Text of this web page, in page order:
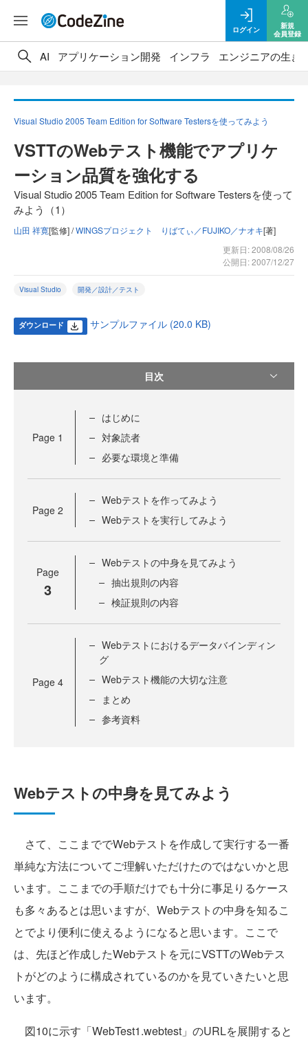
ログイン
新規
会員登録
AI アプリケーション開発 インフラ エンジニアの生き
Visual Studio 2005 Team Edition for Software Testersを使ってみよう
VSTTのWebテスト機能でアプリケ
ーション品質を強化する
Visual Studio 2005 Team Edition for Software Testersを使って
みよう（1）
山田 祥寛[監修] /WINGSプロジェクト りばてぃ／FUJIKO／ナオキ[著]
更新日: 2008/08/26
公開日: 2007/12/27
Visual Studio 開発／設計／テスト
ダウンロード サンプルファイル (20.0 KB)
目次
Page 1
はじめに
対象読者
必要な環境と準備
Page 2
Webテストを作ってみよう
Webテストを実行してみよう
Page
3
Webテストの中身を見てみよう
抽出規則の内容
検証規則の内容
Page 4
Webテストにおけるデータバインディン
グ
Webテスト機能の大切な注意
まとめ
参考資料
Webテストの中身を見てみよう
さて、ここまででWebテストを作成して実行する一番
単純な方法についてご理解いただけたのではないかと思
います。ここまでの手順だけでも十分に事足りるケース
も多々あるとは思いますが、Webテストの中身を知るこ
とでより便利に使えるようになると思います。ここで
は、先ほど作成したWebテストを元にVSTTのWebテス
トがどのように構成されているのかを見ていきたいと思
います。
図10に示す「WebTest1.webtest」のURLを展開すると